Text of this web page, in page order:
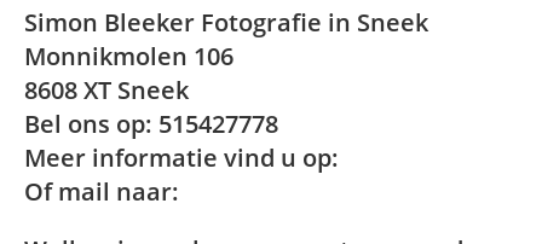
Simon Bleeker Fotografie in Sneek
Monnikmolen 106
8608 XT Sneek
Bel ons op: 515427778
Meer informatie vind u op:
Of mail naar: